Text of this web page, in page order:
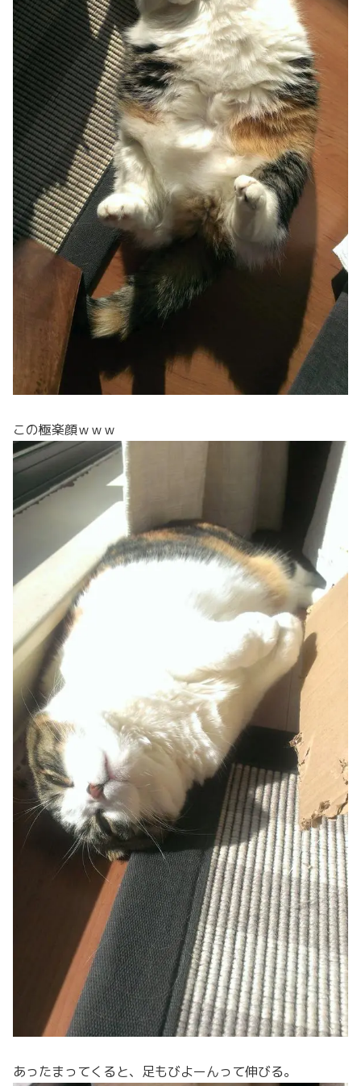
この極楽顔ｗｗｗ
あったまってくると、足もびよーんって伸びる。